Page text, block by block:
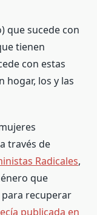
que sucede con
tienen
con estas
hogar, los y las
través de
Radicales,
que
recuperar
publicada en